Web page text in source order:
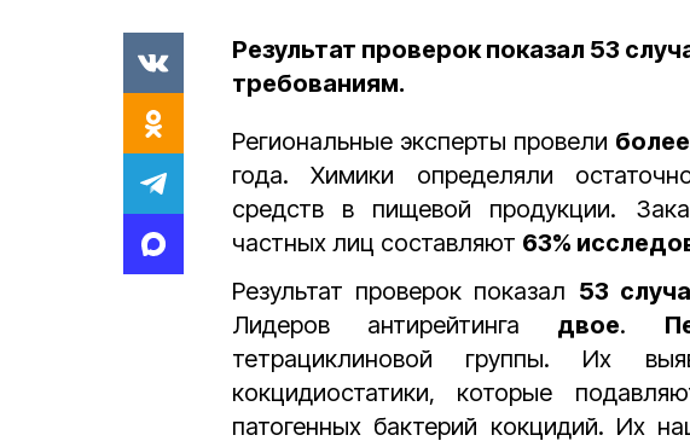
Результат проверок показал 53
требованиям.
Региональные эксперты провели
года. Химики определяли
средств в пищевой продукции.
частных лиц составляют 63%
Результат проверок показал 53
Лидеров антирейтинга двое.
тетрациклиновой группы. Их
кокцидиостатики, которые
патогенных бактерий кокцидий. Их